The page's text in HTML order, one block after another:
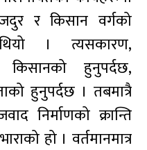
र किसान वर्गको
। त्यसकारण,
हुनुपर्दछ,
हुनुपर्दछ । तबमात्रै
निर्माणको क्रान्ति
हो । वर्तमानमात्र